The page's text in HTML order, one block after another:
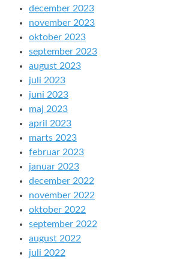
december 2023
november 2023
oktober 2023
september 2023
august 2023
juli 2023
juni 2023
maj 2023
april 2023
marts 2023
februar 2023
januar 2023
december 2022
november 2022
oktober 2022
september 2022
august 2022
juli 2022